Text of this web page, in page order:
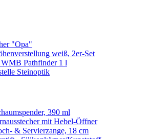
"Opa"
weiß, 2er-Set
Pathfinder 1 l
Steinoptik
390 ml
mit Hebel-Öffner
& Servierzange, 18 cm